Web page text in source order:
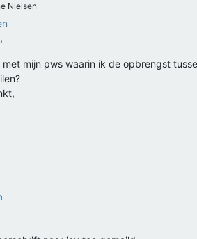
Nielsen
mijn pws waarin ik de opbrengst